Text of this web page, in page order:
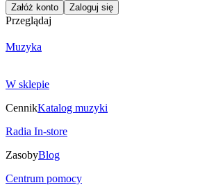
Załóż konto Zaloguj się
Przeglądaj
Muzyka
W sklepie
CennikKatalog muzyki
Radia In-store
ZasobyBlog
Centrum pomocy